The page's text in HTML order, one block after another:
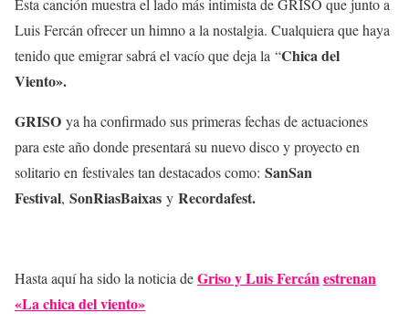
Luis Fercán ofrecer un himno a la nostalgia. Cualquiera que haya
tenido que emigrar sabrá el vacío que deja la “Chica del
Viento».
GRISO ya ha confirmado sus primeras fechas de actuaciones
para este año donde presentará su nuevo disco y proyecto en
solitario en festivales tan destacados como: SanSan
Festival, SonRiasBaixas y Recordafest.
Hasta aquí ha sido la noticia deGriso y Luis Fercánestrenan
«La chica del viento»